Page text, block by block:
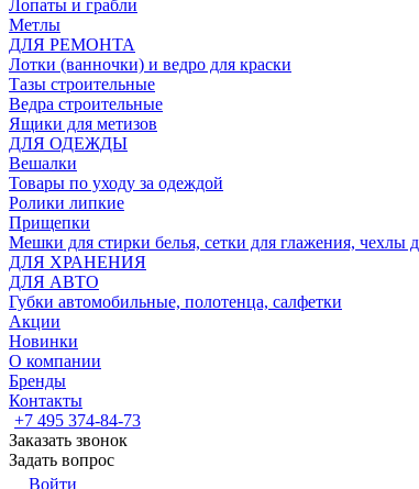
Лопаты и грабли
Метлы
ДЛЯ РЕМОНТА
Лотки (ванночки) и ведро для краски
Тазы строительные
Ведра строительные
Ящики для метизов
ДЛЯ ОДЕЖДЫ
Вешалки
Товары по уходу за одеждой
Ролики липкие
Прищепки
Мешки для стирки белья, сетки для глажения, чехлы
ДЛЯ ХРАНЕНИЯ
ДЛЯ АВТО
Губки автомобильные, полотенца, салфетки
Акции
Новинки
О компании
Бренды
Контакты
+7 495 374-84-73
Заказать звонок
Задать вопрос
Войти